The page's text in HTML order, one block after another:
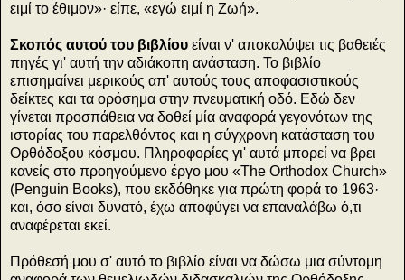
ειμί το έθιμον»· είπε, «εγώ ειμί η Ζωή».
Σκοπός αυτού του βιβλίου είναι ν' αποκαλύψει τις βαθειές
πηγές γι' αυτή την αδιάκοπη ανάσταση. Το βιβλίο
επισημαίνει μερικούς απ' αυτούς τους αποφασιστικούς
δείκτες και τα ορόσημα στην πνευματική οδό. Εδώ δεν
γίνεται προσπάθεια να δοθεί μία αναφορά γεγονότων της
ιστορίας του παρελθόντος και η σύγχρονη κατάσταση του
Ορθόδοξου κόσμου. Πληροφορίες γι' αυτά μπορεί να βρει
κανείς στο προηγούμενο έργο μου «The Orthodox Church»
(Penguin Books), που εκδόθηκε για πρώτη φορά το 1963·
και, όσο είναι δυνατό, έχω αποφύγει να επαναλάβω ό,τι
αναφέρεται εκεί.
Πρόθεσή μου σ' αυτό το βιβλίο είναι να δώσω μια σύντομη